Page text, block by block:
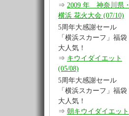
⇒ 2009 年 神奈川県・
横浜 花火大会 (07/10)
5周年大感謝セール
「横浜スカーフ」福袋
大人気！
⇒ キウイダイエット
(05/08)
5周年大感謝セール
「横浜スカーフ」福袋
大人気！
⇒ 朝キウイダイエット